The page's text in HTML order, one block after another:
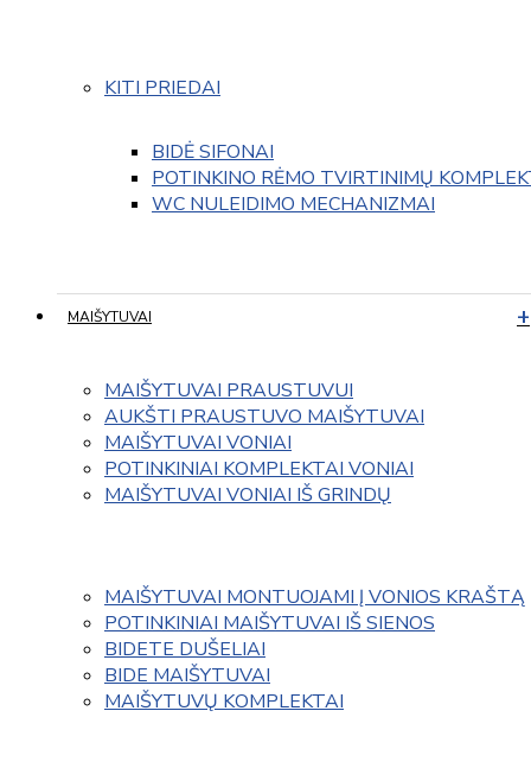
KITI PRIEDAI
BIDĖ SIFONAI
POTINKINO RĖMO TVIRTINIMŲ
WC NULEIDIMO MECHANIZMAI
MAIŠYTUVAI
MAIŠYTUVAI PRAUSTUVUI
AUKŠTI PRAUSTUVO MAIŠYTUVAI
MAIŠYTUVAI VONIAI
POTINKINIAI KOMPLEKTAI VONIAI
MAIŠYTUVAI VONIAI IŠ GRINDŲ
MAIŠYTUVAI MONTUOJAMI Į VONIOS KRAŠTĄ
POTINKINIAI MAIŠYTUVAI IŠ SIENOS
BIDETE DUŠELIAI
BIDE MAIŠYTUVAI
MAIŠYTUVŲ KOMPLEKTAI